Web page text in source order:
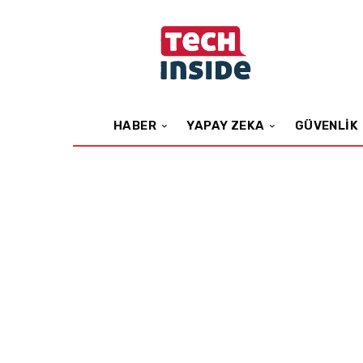
HABER YAPAY ZEKA GÜVENLIK